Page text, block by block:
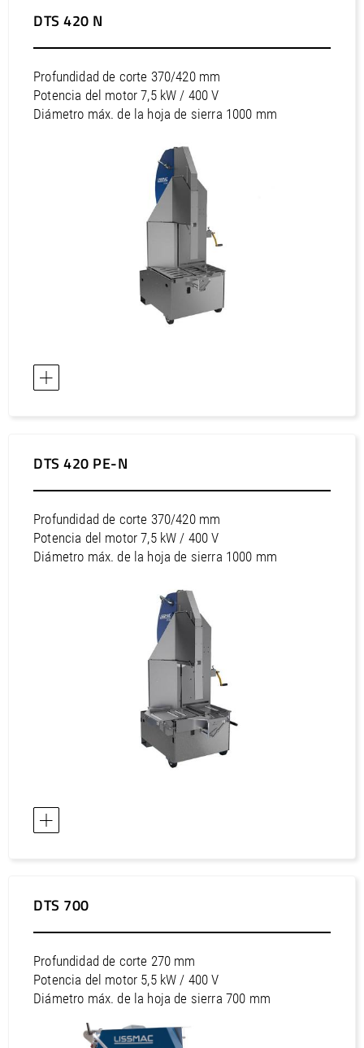
DTS 420 N
Profundidad de corte 370/420 mm
Potencia del motor 7,5 kW / 400 V
Diámetro máx. de la hoja de sierra 1000 mm
DTS 420 PE-N
Profundidad de corte 370/420 mm
Potencia del motor 7,5 kW / 400 V
Diámetro máx. de la hoja de sierra 1000 mm
DTS 700
Profundidad de corte 270 mm
Potencia del motor 5,5 kW / 400 V
Diámetro máx. de la hoja de sierra 700 mm